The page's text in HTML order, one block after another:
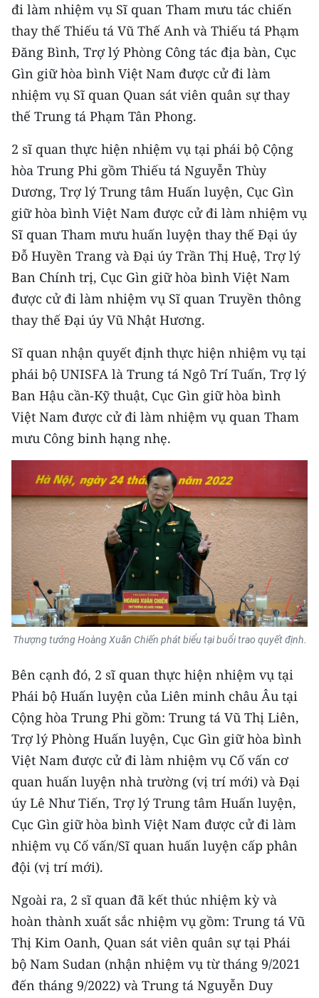
Media Xã hội
Media Pháp luật
Media Du lịch
Media Thế giới
Media Thể thao
Media Giáo dục
Media Y tế
Media Khoa học - Công nghệ
Media Môi trường
Ảnh
Infographic
TIN MỚI
TIN ĐỊA PHƯƠNG
Trung du và miền núi phía Bắc
Đồng bằng sông Hồng
Bắc Trung Bộ
Duyên hải Nam Trung Bộ và Tây
Nguyên
Đông Nam Bộ
Đồng bằng sông Cửu Long
Chuyên trang Hà Nội
Chuyên trang TP. Hồ Chí Minh
CHUYÊN ĐỀ
CÁC CHUYÊN TRANG
VỀ BÁO NHÂN DÂN
THỜI NAY
NHÂN DÂN CUỐI TUẦN
NHÂN DÂN HẰNG THÁNG
MUA BÁO
ĐỌC BÁO IN
đi làm nhiệm vụ Sĩ quan Tham mưu tác chiến
thay thế Thiếu tá Vũ Thế Anh và Thiếu tá Phạm
Đăng Bình, Trợ lý Phòng Công tác địa bàn, Cục
Gìn giữ hòa bình Việt Nam được cử đi làm
nhiệm vụ Sĩ quan Quan sát viên quân sự thay
thế Trung tá Phạm Tân Phong.
2 sĩ quan thực hiện nhiệm vụ tại phái bộ Cộng
hòa Trung Phi gồm Thiếu tá Nguyễn Thùy
Dương, Trợ lý Trung tâm Huấn luyện, Cục Gìn
giữ hòa bình Việt Nam được cử đi làm nhiệm vụ
Sĩ quan Tham mưu huấn luyện thay thế Đại úy
Đỗ Huyền Trang và Đại úy Trần Thị Huệ, Trợ lý
Ban Chính trị, Cục Gìn giữ hòa bình Việt Nam
được cử đi làm nhiệm vụ Sĩ quan Truyền thông
thay thế Đại úy Vũ Nhật Hương.
Sĩ quan nhận quyết định thực hiện nhiệm vụ tại
phái bộ UNISFA là Trung tá Ngô Trí Tuấn, Trợ lý
Ban Hậu cần-Kỹ thuật, Cục Gìn giữ hòa bình
Việt Nam được cử đi làm nhiệm vụ quan Tham
mưu Công binh hạng nhẹ.
Thượng tướng Hoàng Xuân Chiến phát biểu tại buổi trao quyết định.
Bên cạnh đó, 2 sĩ quan thực hiện nhiệm vụ tại
Phái bộ Huấn luyện của Liên minh châu Âu tại
Cộng hòa Trung Phi gồm: Trung tá Vũ Thị Liên,
Trợ lý Phòng Huấn luyện, Cục Gìn giữ hòa bình
Việt Nam được cử đi làm nhiệm vụ Cố vấn cơ
quan huấn luyện nhà trường (vị trí mới) và Đại
úy Lê Như Tiến, Trợ lý Trung tâm Huấn luyện,
Cục Gìn giữ hòa bình Việt Nam được cử đi làm
nhiệm vụ Cố vấn/Sĩ quan huấn luyện cấp phân
đội (vị trí mới).
Ngoài ra, 2 sĩ quan đã kết thúc nhiệm kỳ và
hoàn thành xuất sắc nhiệm vụ gồm: Trung tá Vũ
Thị Kim Oanh, Quan sát viên quân sự tại Phái
bộ Nam Sudan (nhận nhiệm vụ từ tháng 9/2021
đến tháng 9/2022) và Trung tá Nguyễn Duy